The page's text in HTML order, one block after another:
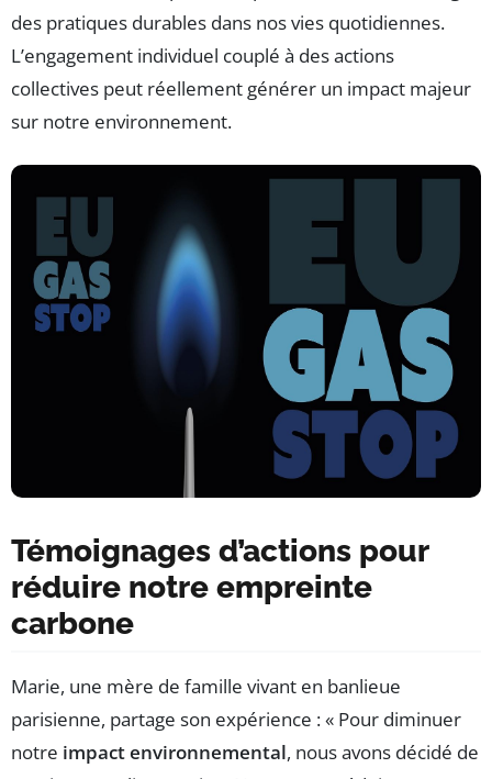
des pratiques durables dans nos vies quotidiennes.
L’engagement individuel couplé à des actions
collectives peut réellement générer un impact majeur
sur notre environnement.
Témoignages d’actions pour
réduire notre empreinte
carbone
Marie, une mère de famille vivant en banlieue
parisienne, partage son expérience : « Pour diminuer
notre impact environnemental, nous avons décidé de